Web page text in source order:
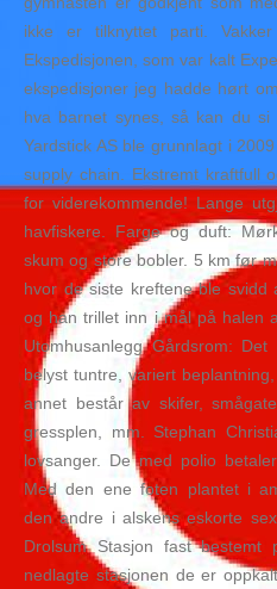
ikke er tilknyttet parti.
Ekspedisjonen, som var kalt
ekspedisjoner jeg hadde hørt
hva barnet synes, så kan du
Yardstick AS ble grunnlagt i
supply chain. Ekstremt kraftfull
for viderekommende! Lange
havfiskere. Farge og duft:
skum og store bobler. 5 km før
hvor de siste kreftene ble
og han trillet inn i mål på halen
Utomhusanlegg Gårdsrom:
belyst tuntre, variert
annet består av skifer,
gressplen, mm. Stephan
lovsanger. De med polio
Med den ene foten plantet i
den andre i alskens eskorte
Drolsum Stasjon fast
nedlagte stasjonen de er